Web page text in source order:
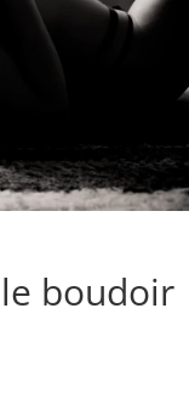
boudoir